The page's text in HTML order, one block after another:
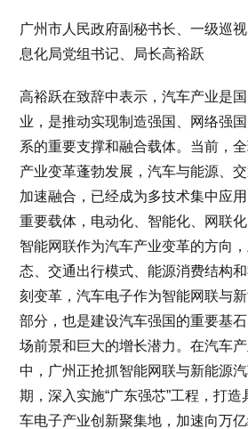
广州市人民政府副秘书长、一级巡
息化局党组书记、局长高裕跃
高裕跃在致辞中表示，汽车产业是
业，是推动实现制造强国、网络强
系的重要支撑和融合载体。当前，
产业变革蓬勃发展，汽车与能源、
加速融合，已经成为多技术集中应
重要载体，电动化、智能化、网联
智能网联作为汽车产业变革的方向
态、交通出行模式、能源消费结构
刻变革，汽车电子作为智能网联与
部分，也是建设汽车强国的重要基
场前景和巨大的增长潜力。在汽车
中，广州正抢抓智能网联与新能源
期，深入实施“广东强芯”工程，打
车电子产业创新聚集地，加速向万